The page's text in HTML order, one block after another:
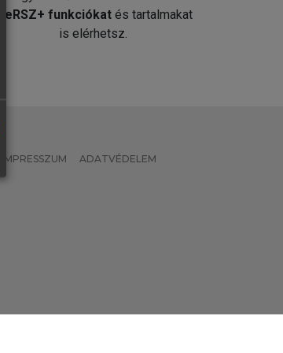
MeRSZ+ funkciókat és tartalmakat
is elérhetsz.
IMPRESSZUM ADATVÉDELEM